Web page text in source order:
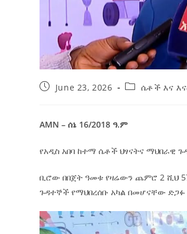
June 23, 2026 ሴቶች እና
AMN – ሰኔ 16/2018 ዓ.ም
የአዲስ አበባ ከተማ ሴቶች ህፃናትና ማህበራዊ
ቢሮው በበጀት ዓመቱ የዛሬውን ጨምሮ 2 ሺህ
ጉዳተኞች የማህበረሰቡ አካል በመሆናቸው